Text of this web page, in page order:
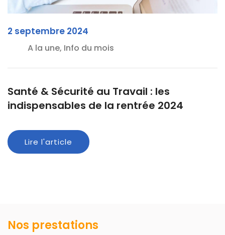
2 septembre 2024
A la une, Info du mois
Santé & Sécurité au Travail : les
indispensables de la rentrée 2024
Lire l'article
Nos prestations